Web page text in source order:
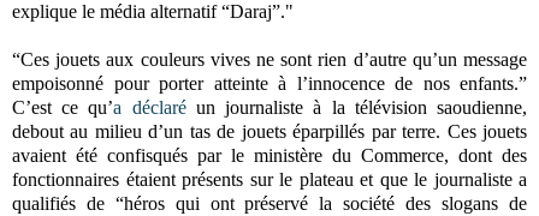
explique le média alternatif “Daraj”."
“Ces jouets aux couleurs vives ne sont rien d’autre qu’un message
empoisonné pour porter atteinte à l’innocence de nos enfants.”
C’est ce qu’a déclaréun journaliste à la télévision saoudienne,
debout au milieu d’un tas de jouets éparpillés par terre. Ces jouets
avaient été confisqués par le ministère du Commerce, dont des
fonctionnaires étaient présents sur le plateau et que le journaliste a
qualifiés de “héros qui ont préservé la société des slogans de